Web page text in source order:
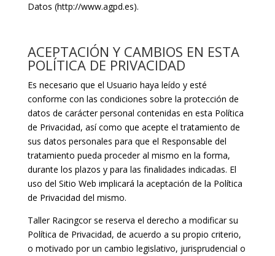
Datos (http://www.agpd.es).
ACEPTACIÓN Y CAMBIOS EN ESTA
POLÍTICA DE PRIVACIDAD
Es necesario que el Usuario haya leído y esté
conforme con las condiciones sobre la protección de
datos de carácter personal contenidas en esta Política
de Privacidad, así como que acepte el tratamiento de
sus datos personales para que el Responsable del
tratamiento pueda proceder al mismo en la forma,
durante los plazos y para las finalidades indicadas. El
uso del Sitio Web implicará la aceptación de la Política
de Privacidad del mismo.
Taller Racingcor se reserva el derecho a modificar su
Política de Privacidad, de acuerdo a su propio criterio,
o motivado por un cambio legislativo, jurisprudencial o